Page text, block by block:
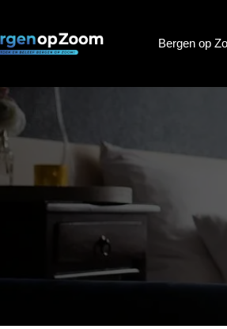
Bergen op